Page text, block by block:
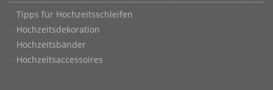
Tipps für Hochzeitsschleifen
Hochzeitsdekoration
Hochzeitsbänder
Hochzeitsaccessoires